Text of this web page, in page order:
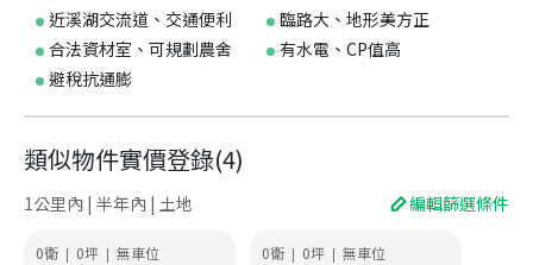
近溪湖交流道、交通便利
臨路大、地形美方正
合法資材室、可規劃農舍
有水電、CP值高
避稅抗通膨
類似物件實價登錄(4)
1公里內 | 半年內 | 土地 編輯篩選條件
0衛 | 0坪 | 無車位 0衛 | 0坪 | 無車位